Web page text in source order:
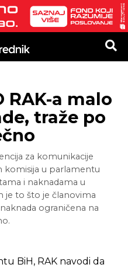
RAK-a malo
traže po
za komunikacije
komisija u parlamentu
i naknadama u
je to što je članovima
ograničena na
BiH, RAK navodi da